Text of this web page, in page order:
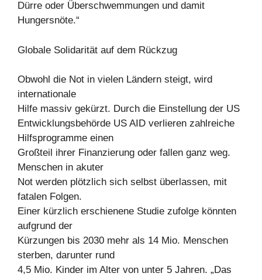
Dürre oder Überschwemmungen und damit
Hungersnöte.“
Globale Solidarität auf dem Rückzug
Obwohl die Not in vielen Ländern steigt, wird
internationale
Hilfe massiv gekürzt. Durch die Einstellung der US
Entwicklungsbehörde US AID verlieren zahlreiche
Hilfsprogramme einen
Großteil ihrer Finanzierung oder fallen ganz weg.
Menschen in akuter
Not werden plötzlich sich selbst überlassen, mit
fatalen Folgen.
Einer kürzlich erschienene Studie zufolge könnten
aufgrund der
Kürzungen bis 2030 mehr als 14 Mio. Menschen
sterben, darunter rund
4,5 Mio. Kinder im Alter von unter 5 Jahren. „Das